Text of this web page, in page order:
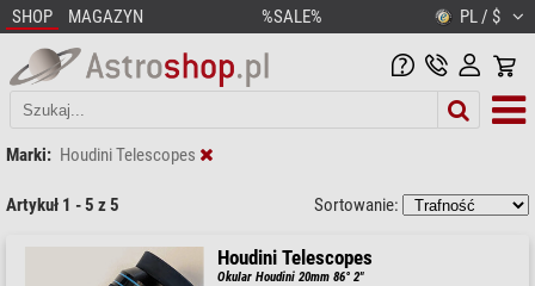
SHOP MAGAZYN %SALE% PL / $
Marki: Houdini Telescopes
Artykuł 1 - 5 z 5 Sortowanie:
Houdini Telescopes
Okular Houdini 20mm 86° 2"